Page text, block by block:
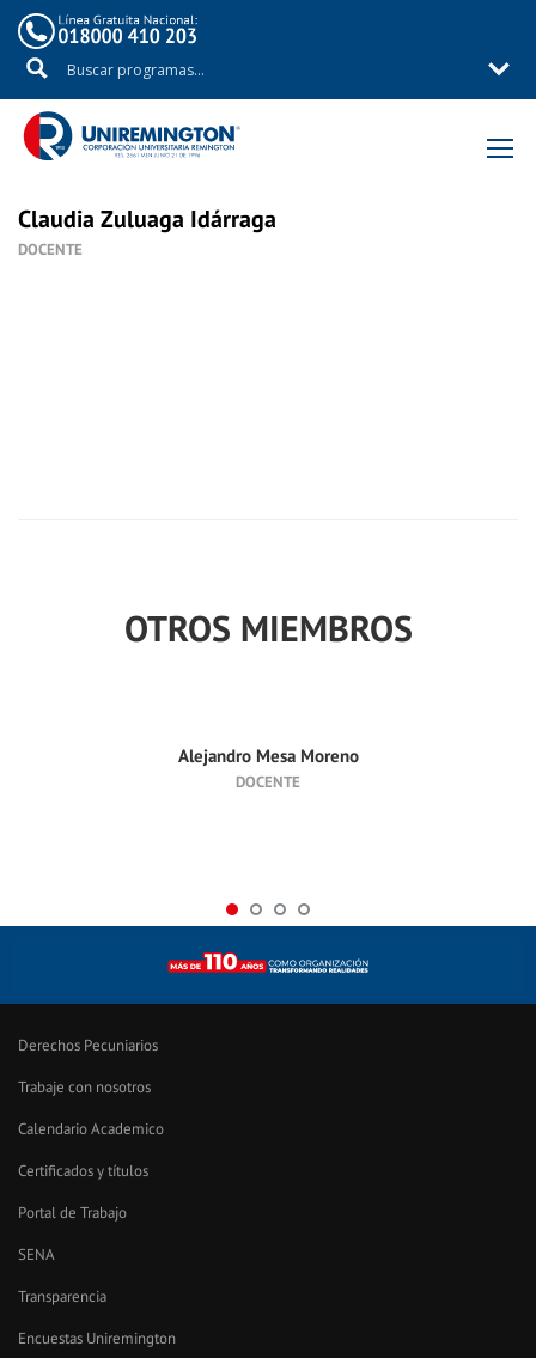
Inicio Nuestro Equipo
Claudia Zuluaga Idárraga
DOCENTE
OTROS MIEMBROS
Alejandro Mesa Moreno
DOCENTE
Derechos Pecuniarios
Trabaje con nosotros
Calendario Academico
Certificados y títulos
Portal de Trabajo
SENA
Transparencia
Encuestas Uniremington